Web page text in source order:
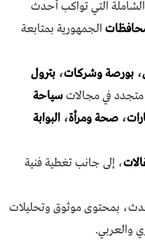
التي تواكب أحدث
الجمهورية بمتابعة
، بورصة وشركات، بترول
في مجالاتسياحة
، صحة ومرأة، البوابة
، إلى جانب تغطية فنية
بمحتوى موثوق وتحليلات
والعربي.